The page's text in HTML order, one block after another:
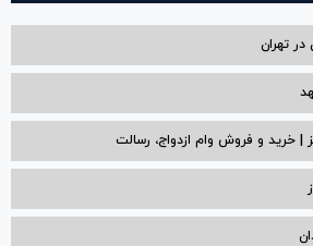
در تهران
| خرید و فروش وام ازدواج، رسالت